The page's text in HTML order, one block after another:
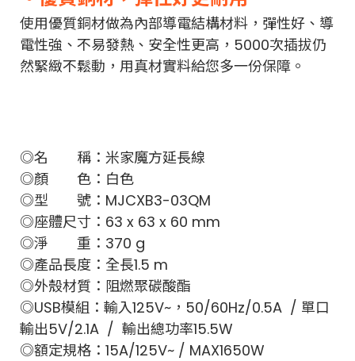
使用優質銅材做為內部導電結構材料，彈性好、導
電性強、不易發熱、安全性更高，5000次插拔仍
然緊緻不鬆動，用真材實料給您多一份保障。
◎名 稱：米家魔方延長線
◎顏 色：白色
◎型 號：MJCXB3-03QM
◎座體尺寸：63 x 63 x 60 mm
◎淨 重：370 g
◎產品長度：全長1.5 m
◎外殼材質：阻燃聚碳酸酯
◎USB模組：輸入125V~，50/60Hz/0.5A / 單口
輸出5V/2.1A / 輸出總功率15.5W
◎額定規格：15A/125V~ / MAX1650W